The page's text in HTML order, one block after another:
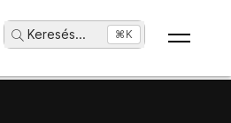
Keresés... ⌘K